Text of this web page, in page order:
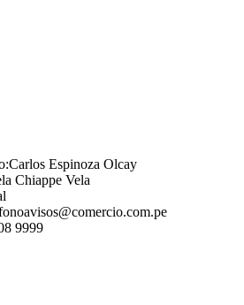
:Carlos Espinoza Olcay
Chiappe Vela
9999